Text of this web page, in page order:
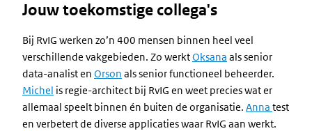
Jouw toekomstige collega's
Bij RvIG werken zo’n 400 mensen binnen heel veel
verschillende vakgebieden. Zo werktOksana als senior
data-analist en Orson als senior functioneel beheerder.
Michel is regie-architect bij RvIG en weet precies wat er
allemaal speelt binnen én buiten de organisatie. Anna test
en verbetert de diverse applicaties waar RvIG aan werkt.